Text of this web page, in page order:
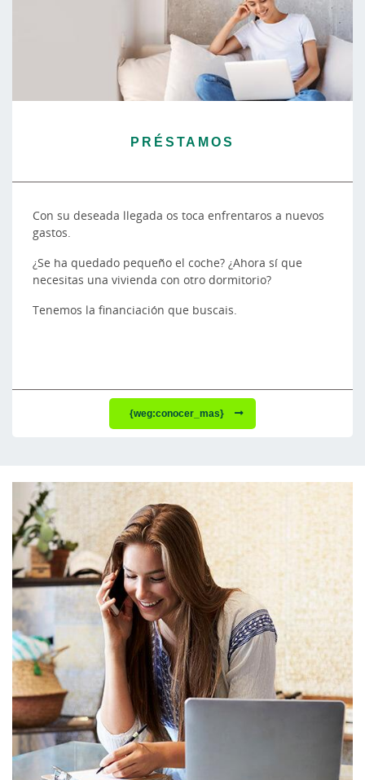
PRÉSTAMOS
Con su deseada llegada os toca enfrentaros a nuevos
gastos.
¿Se ha quedado pequeño el coche? ¿Ahora sí que
necesitas una vivienda con otro dormitorio?
Tenemos la financiación que buscais.
{weg:conocer_mas}